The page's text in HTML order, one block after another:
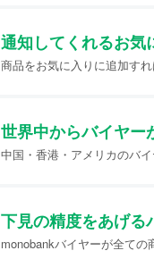
通知してくれるお気
商品をお気に入りに追加す
世界中からバイヤー
中国・香港・アメリカのバ
下見の精度をあげる
monobankバイヤーが全て